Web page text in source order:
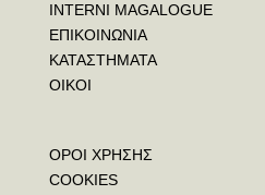
INTERNI MAGALOGUE
ΕΠΙΚΟΙΝΩΝΙΑ
ΚΑΤΑΣΤΗΜΑΤΑ
ΟΙΚΟΙ
ΟΡΟΙ ΧΡΗΣΗΣ
COOKIES